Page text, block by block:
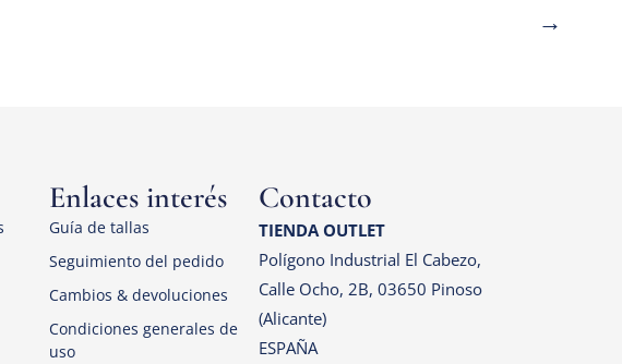
→
Enlaces interés
Guía de tallas
Seguimiento del pedido
Cambios & devoluciones
Condiciones generales de
uso
Contacto
TIENDA OUTLET
Polígono Industrial El Cabezo,
Calle Ocho, 2B, 03650 Pinoso
(Alicante)
ESPAÑA